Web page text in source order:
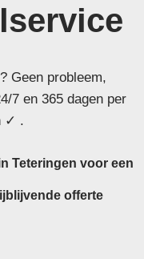
? Geen probleem,
7 en 365 dagen per
✓ .
Teteringen voor een
offerte